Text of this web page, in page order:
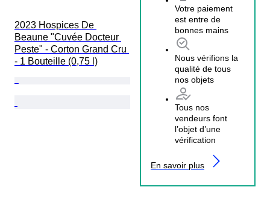
Votre paiement
est entre de
bonnes mains
Nous vérifions la
qualité de tous
nos objets
Tous nos
vendeurs font
l’objet d’une
vérification
En savoir plus
2023 Hospices De
Beaune "Cuvée Docteur
Peste" - Corton Grand Cru
- 1 Bouteille (0,75 l)